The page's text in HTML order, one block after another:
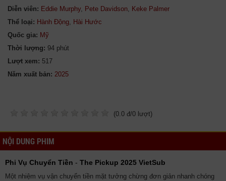
Diễn viên: Eddie Murphy, Pete Davidson, Keke Palmer
Thể loại: Hành Động, Hài Hước
Quốc gia: Mỹ
Thời lượng: 94 phút
Lượt xem: 517
Năm xuất bản:
(0.0 đ/0 lượt)
NỘI DUNG PHIM
Phi Vụ Chuyển Tiền - The Pickup 2025 VietSub
Một nhiệm vụ vận chuyển tiền mặt tưởng chừng đơn giản nhanh chóng